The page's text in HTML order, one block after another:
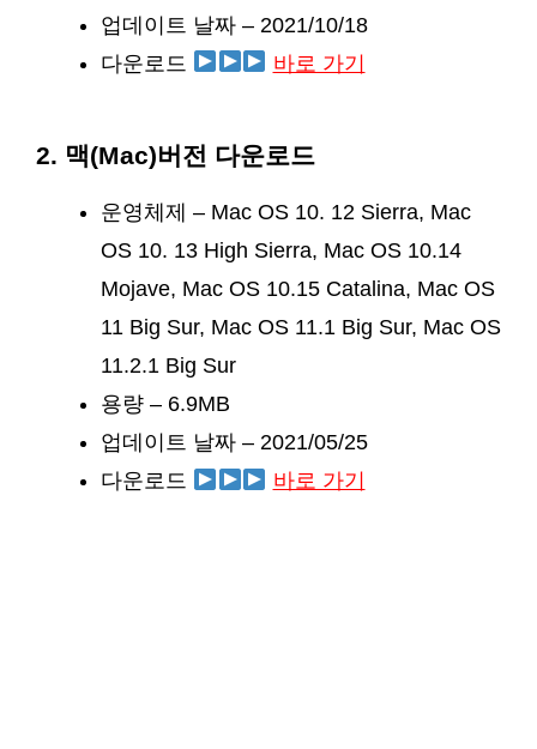
업데이트 날짜 – 2021/10/18
다운로드
바로 가기
2. 맥(Mac)버전 다운로드
운영체제 – Mac OS 10. 12 Sierra, Mac
OS 10. 13 High Sierra, Mac OS 10.14
Mojave, Mac OS 10.15 Catalina, Mac OS
11 Big Sur, Mac OS 11.1 Big Sur, Mac OS
11.2.1 Big Sur
용량 – 6.9MB
업데이트 날짜 – 2021/05/25
다운로드
바로 가기